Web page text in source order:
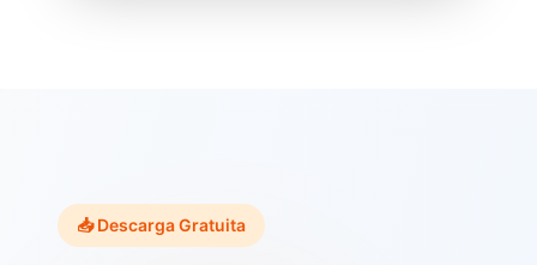
📥 Descarga Gratuita